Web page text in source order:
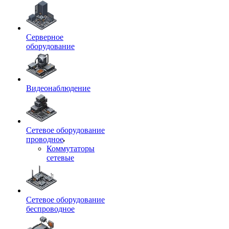
Серверное
оборудование
Видеонаблюдение
Сетевое оборудование
проводное
Коммутаторы
сетевые
Сетевое оборудование
беспроводное